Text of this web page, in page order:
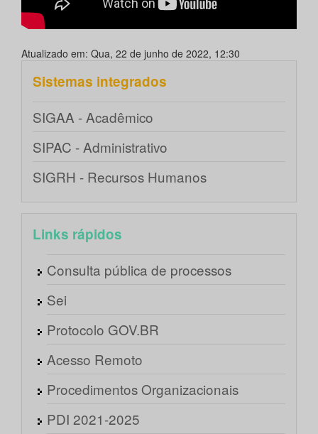
Atualizado em: Qua, 22 de junho de 2022, 12:30
Sistemas integrados
SIGAA - Acadêmico
SIPAC - Administrativo
SIGRH - Recursos Humanos
Links rápidos
Consulta pública de processos
Sei
Protocolo GOV.BR
Acesso Remoto
Procedimentos Organizacionais
PDI 2021-2025